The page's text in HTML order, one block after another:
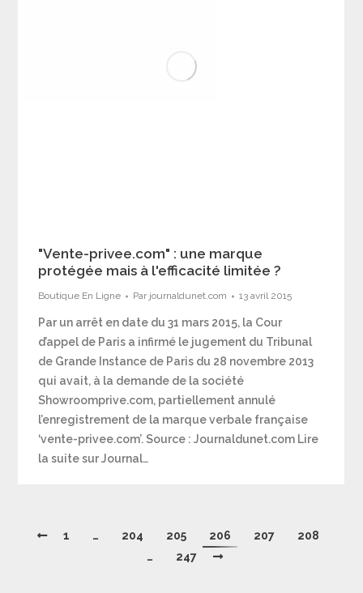
"Vente-privee.com" : une marque
protégée mais à l'efficacité limitée ?
Boutique En Ligne Par journaldunet.com 13 avril 2015
Par un arrêt en date du 31 mars 2015, la Cour
d’appel de Paris a infirmé le jugement du Tribunal
de Grande Instance de Paris du 28 novembre 2013
qui avait, à la demande de la société
Showroomprive.com, partiellement annulé
l’enregistrement de la marque verbale française
‘vente-privee.com’. Source : Journaldunet.com Lire
la suite sur Journal…
1 … 204 205 206 207
208
…
247